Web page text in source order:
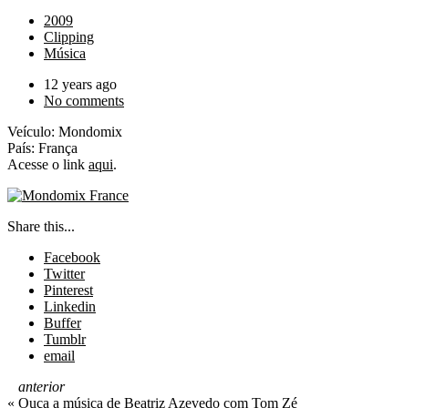
2009
Clipping
Música
12 years ago
No comments
Veículo: Mondomix
País: França
Acesse o link aqui.
Share this...
Facebook
Twitter
Pinterest
Linkedin
Buffer
Tumblr
email
anterior
« Ouça a música de Beatriz Azevedo com Tom Zé